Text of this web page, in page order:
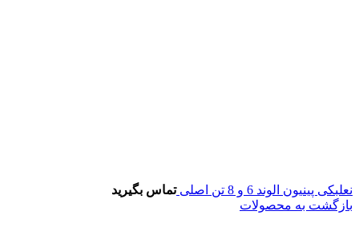
نعلبکی پینیون الوند 6 و 8 تن اصلی
تماس بگیرید
بازگشت به محصولات